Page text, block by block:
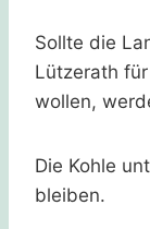
Sollte die
Lützerath
wollen,
Die Kohle
bleiben.